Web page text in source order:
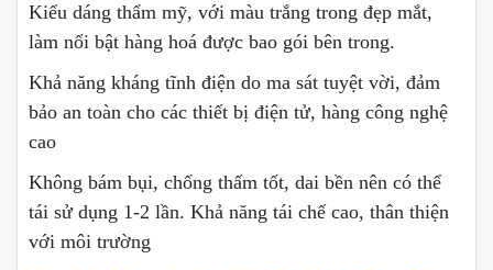
Kiểu dáng thẩm mỹ, với màu trắng trong đẹp mắt,
làm nổi bật hàng hoá được bao gói bên trong.
Khả năng kháng tĩnh điện do ma sát tuyệt vời, đảm
bảo an toàn cho các thiết bị điện tử, hàng công nghệ
cao
Không bám bụi, chống thấm tốt, dai bền nên có thể
tái sử dụng 1-2 lần. Khả năng tái chế cao, thân thiện
với môi trường